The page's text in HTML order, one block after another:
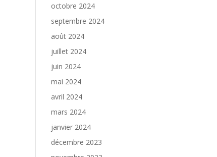
octobre 2024
septembre 2024
août 2024
juillet 2024
juin 2024
mai 2024
avril 2024
mars 2024
janvier 2024
décembre 2023